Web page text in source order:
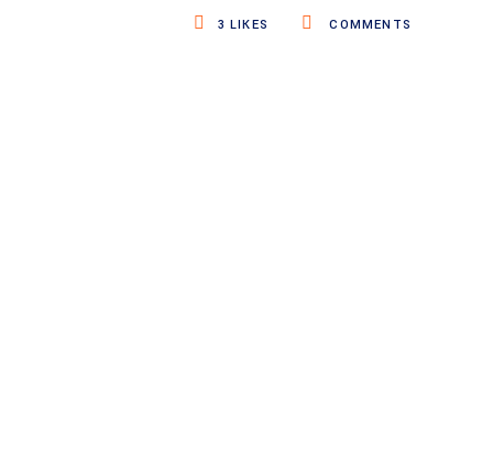
COMMENTS
3 LIKES